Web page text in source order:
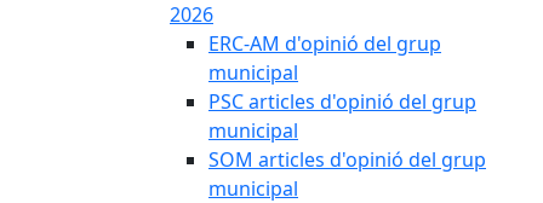
2026
ERC-AM d'opinió del grup
municipal
PSC articles d'opinió del grup
municipal
SOM articles d'opinió del grup
municipal